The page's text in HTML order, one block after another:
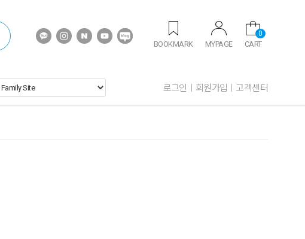
BOOKMARK MYPAGE CART
0
로그인 회원가입 고객센터